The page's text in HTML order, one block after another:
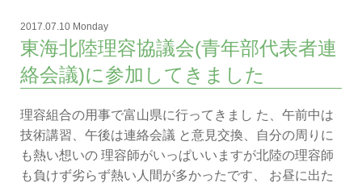
2017.07.10 Monday
東海北陸理容協議会(青年部代表者連
絡会議)に参加してきました
理容組合の用事で富山県に行ってきまし た、午前中は
技術講習、午後は連絡会議 と意見交換、自分の周りに
も熱い想いの 理容師がいっぱいいますが北陸の理容師
も負けず劣らず熱い人間が多かったです、 お昼に出た